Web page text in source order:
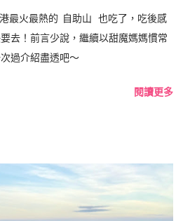
最火最熱的 自助山 也吃了，吃後感
去！前言少說，繼續以甜魔媽媽慣常
次過介紹盡透吧～
閱讀更多